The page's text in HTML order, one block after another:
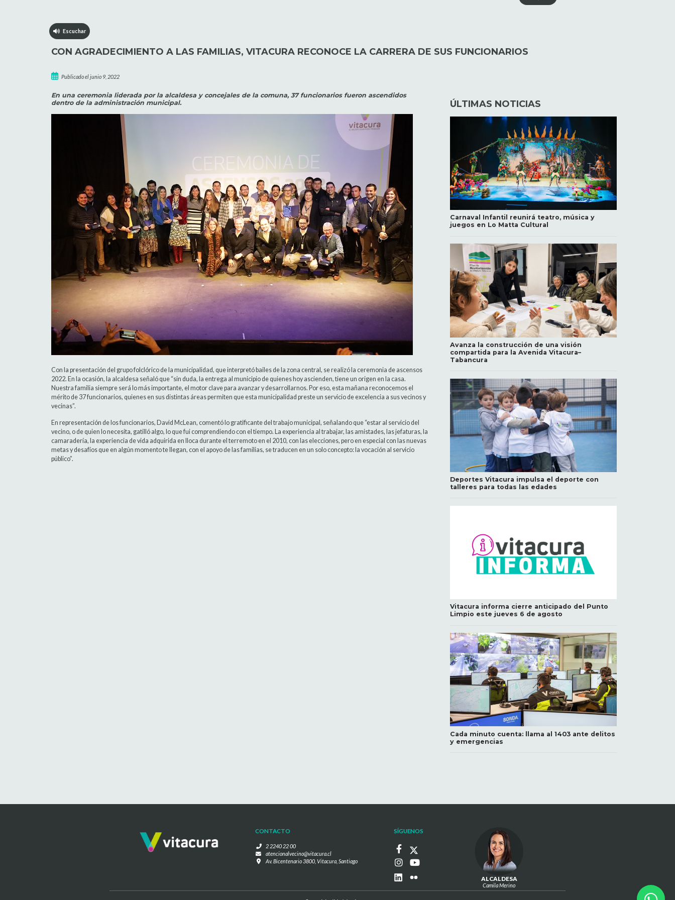
Escuchar
CON AGRADECIMIENTO A LAS FAMILIAS, VITACURA RECONOCE LA CARRERA DE SUS FUNCIONARIOS
Publicado el junio 9, 2022
En una ceremonia liderada por la alcaldesa y concejales de la comuna, 37 funcionarios fueron ascendidos
dentro de la administración municipal.
Con la presentación del grupo folclórico de la municipalidad, que interpretó bailes de la zona central, se realizó la ceremonia de ascensos
2022. En la ocasión, la alcaldesa señaló que “sin duda, la entrega al municipio de quienes hoy ascienden, tiene un origen en la casa.
Nuestra familia siempre será lo más importante, el motor clave para avanzar y desarrollarnos. Por eso, esta mañana reconocemos el
mérito de 37 funcionarios, quienes en sus distintas áreas permiten que esta municipalidad preste un servicio de excelencia a sus vecinos y
vecinas”.
En representación de los funcionarios, David McLean, comentó lo gratificante del trabajo municipal, señalando que “estar al servicio del
vecino, o de quien lo necesita, gatilló algo, lo que fui comprendiendo con el tiempo. La experiencia al trabajar, las amistades, las jefaturas, la
camaradería, la experiencia de vida adquirida en Iloca durante el terremoto en el 2010, con las elecciones, pero en especial con las nuevas
metas y desafíos que en algún momento te llegan, con el apoyo de las familias, se traducen en un solo concepto: la vocación al servicio
público”.
ÚLTIMAS NOTICIAS
Carnaval Infantil reunirá teatro, música y
juegos en Lo Matta Cultural
Avanza la construcción de una visión
compartida para la Avenida Vitacura–
Tabancura
Deportes Vitacura impulsa el deporte con
talleres para todas las edades
Vitacura informa cierre anticipado del Punto
Limpio este jueves 6 de agosto
Cada minuto cuenta: llama al 1403 ante delitos
y emergencias
CONTACTO
2 2240 22 00
atencionalvecino@vitacura.cl
Av. Bicentenario 3800, Vitacura, Santiago
SÍGUENOS
ALCALDESA
Camila Merino